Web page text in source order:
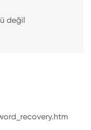
değil